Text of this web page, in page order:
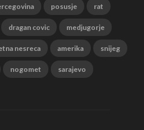
posusje rat
dragan covic medjugorje
nesreca amerika snijeg
nogomet sarajevo